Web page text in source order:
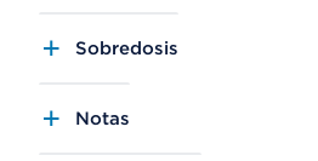
Sobredosis
Notas